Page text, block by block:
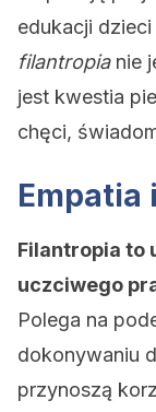
edukacji
filantropianie
jest kwestia
chęci,
Empatia
Filantropia to
uczciwego
Polega na
dokonywaniu
przynoszą